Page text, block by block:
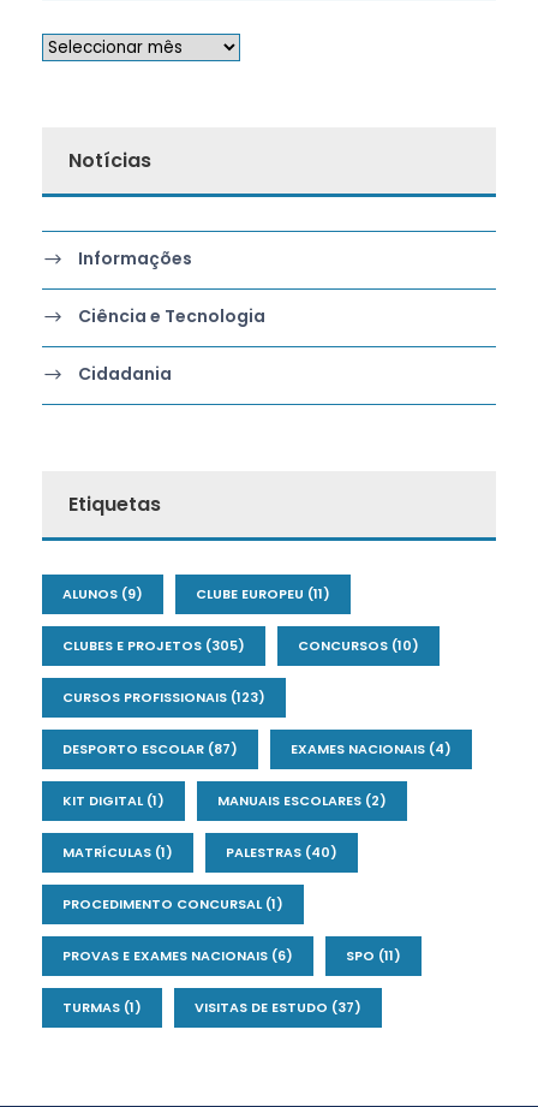
Notícias
Informações
Ciência e Tecnologia
Cidadania
Etiquetas
ALUNOS (9) CLUBE EUROPEU (11)
CLUBES E PROJETOS (305) CONCURSOS (10)
CURSOS PROFISSIONAIS (123)
DESPORTO ESCOLAR (87) EXAMES NACIONAIS (4)
KIT DIGITAL(1) MANUAIS ESCOLARES (2)
MATRÍCULAS (1) PALESTRAS (40)
PROCEDIMENTO CONCURSAL(1)
PROVAS E EXAMES NACIONAIS (6) SPO (11)
TURMAS (1) VISITAS DE ESTUDO (37)